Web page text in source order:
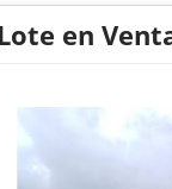
Lote en